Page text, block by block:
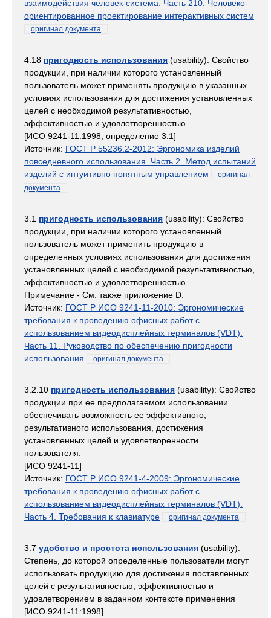
взаимодействия человек-система. Часть 210. Человеко-
ориентированное проектирование интерактивных систем
оригинал документа
4.18 пригодность использования (usability): Свойство
продукции, при наличии которого установленный
пользователь может применять продукцию в указанных
условиях использования для достижения установленных
целей с необходимой результативностью,
эффективностью и удовлетворенностью.
[ИСО 9241-11:1998, определение 3.1]
Источник: ГОСТ Р 55236.2-2012: Эргономика изделий
повседневного использования. Часть 2. Метод испытаний
изделий с интуитивно понятным управлением
оригинал
документа
3.1 пригодность использования (usability): Свойство
продукции, при наличии которого установленный
пользователь может применить продукцию в
определенных условиях использования для достижения
установленных целей с необходимой результативностью,
эффективностью и удовлетворенностью.
Примечание - См. также приложение D.
Источник: ГОСТ Р ИСО 9241-11-2010: Эргономические
требования к проведению офисных работ с
использованием видеодисплейных терминалов (VDT).
Часть 11. Руководство по обеспечению пригодности
использования
оригинал документа
3.2.10 пригодность использования (usability): Свойство
продукции при ее предполагаемом использовании
обеспечивать возможность ее эффективного,
результативного использования, достижения
установленных целей и удовлетворенности
пользователя.
[ИСО 9241-11]
Источник: ГОСТ Р ИСО 9241-4-2009: Эргономические
требования к проведению офисных работ с
использованием видеодисплейных терминалов (VDT).
Часть 4. Требования к клавиатуре
оригинал документа
3.7 удобство и простота использования (usability):
Степень, до которой определенные пользователи могут
использовать продукцию для достижения поставленных
целей с результативностью, эффективностью и
удовлетворением в заданном контексте применения
[ИСО 9241-11:1998].